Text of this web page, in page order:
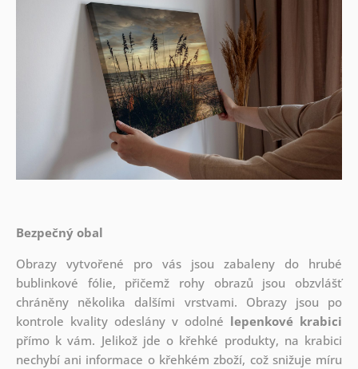
Bezpečný obal
Obrazy vytvořené pro vás jsou zabaleny do hrubé
bublinkové fólie, přičemž rohy obrazů jsou obzvlášť
chráněny několika dalšími vrstvami. Obrazy jsou po
kontrole kvality odeslány v odolné lepenkové krabici
přímo k vám. Jelikož jde o křehké produkty, na krabici
nechybí ani informace o křehkém zboží, což snižuje míru